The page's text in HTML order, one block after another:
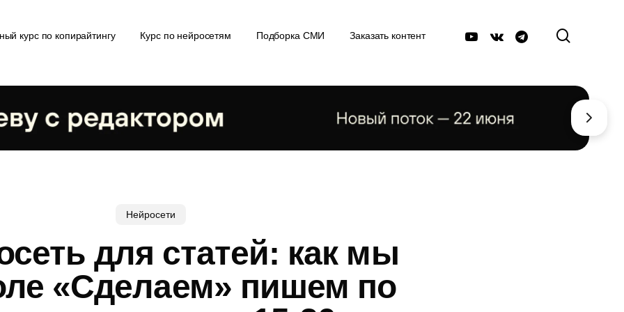
курс по копирайтингу Курс по нейросетям Подборка СМИ Заказать контент youtube
vk telegram
Нейросети
для статей: как мы
«Сделаем» пишем по